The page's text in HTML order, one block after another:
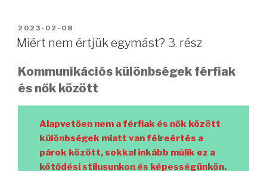
BEKÜLDVE:
2023-02-08
Miért nem értjük egymást? 3. rész
Kommunikációs különbségek férfiak
és nők között
Alapvetően nem a férfiak és nők között
különbségek miatt van félreértés a
párok között, sokkal inkább múlik ez a
kötődési stílusunkon és képességünkön.